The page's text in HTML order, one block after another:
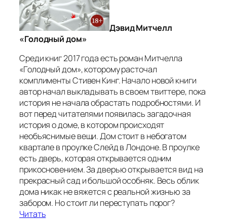
Дэвид Митчелл
«Голодный дом»
Среди книг 2017 года есть роман Митчелла
«Голодный дом», которому расточал
комплименты Стивен Кинг. Начало новой книги
автор начал выкладывать в своем твиттере, пока
история не начала обрастать подробностями. И
вот перед читателями появилась загадочная
история о доме, в котором происходят
необъяснимые вещи. Дом стоит в небогатом
квартале в проулке Слейд в Лондоне. В проулке
есть дверь, которая открывается одним
прикосновением. За дверью открывается вид на
прекрасный сад и большой особняк. Весь облик
дома никак не вяжется с реальной жизнью за
забором. Но стоит ли переступать порог?
Читать